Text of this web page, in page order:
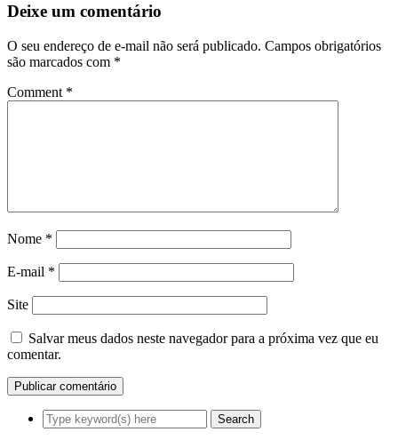
Deixe um comentário
O seu endereço de e-mail não será publicado. Campos obrigatórios
são marcados com *
Comment *
Nome *
E-mail *
Site
Salvar meus dados neste navegador para a próxima vez que eu
comentar.